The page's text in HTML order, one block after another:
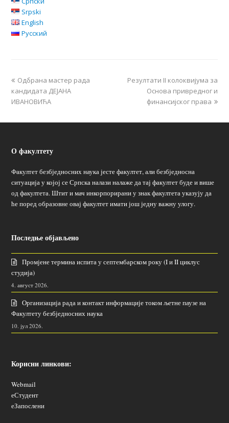
Srpski
English
Русский
Одбрана мастер рада
кандидата ДЕЈАНА
ИВАНОВИЋА
Резултати II колоквијума за
Основа привредног и
финансијског права
О факултету
Факултет безбједносних наука јесте факултет, али безбједносна
ситуација у којој се Српска налази налаже да тај факултет буде и више
од факултета. Штит и мач инкорпорирани у знак факултета указују да
ће поред образовне овај факултет имати још једну важну улогу.
Последње објављено
Промјене термина испита у септембарском року (I и II циклус
студија)
4. август 2026.
Организација рада и контакт информације током љетне паузе на
Факултету безбједносних наука
10. јул 2026.
Корисни линкови:
Webmail
еСтудент
еЗапослени